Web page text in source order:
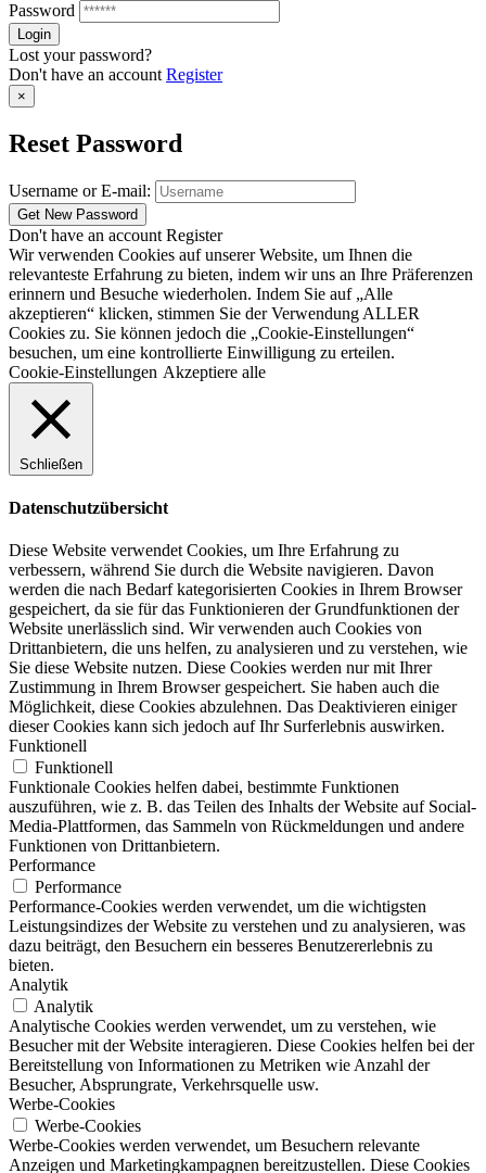
Password
Lost your password?
Don't have an account Register
×
Reset Password
Username or E-mail:
Don't have an account Register
Wir verwenden Cookies auf unserer Website, um Ihnen die
relevanteste Erfahrung zu bieten, indem wir uns an Ihre Präferenzen
erinnern und Besuche wiederholen. Indem Sie auf „Alle
akzeptieren“ klicken, stimmen Sie der Verwendung ALLER
Cookies zu. Sie können jedoch die „Cookie-Einstellungen“
besuchen, um eine kontrollierte Einwilligung zu erteilen.
Cookie-Einstellungen Akzeptiere alle
Schließen
Datenschutzübersicht
Diese Website verwendet Cookies, um Ihre Erfahrung zu
verbessern, während Sie durch die Website navigieren. Davon
werden die nach Bedarf kategorisierten Cookies in Ihrem Browser
gespeichert, da sie für das Funktionieren der Grundfunktionen der
Website unerlässlich sind. Wir verwenden auch Cookies von
Drittanbietern, die uns helfen, zu analysieren und zu verstehen, wie
Sie diese Website nutzen. Diese Cookies werden nur mit Ihrer
Zustimmung in Ihrem Browser gespeichert. Sie haben auch die
Möglichkeit, diese Cookies abzulehnen. Das Deaktivieren einiger
dieser Cookies kann sich jedoch auf Ihr Surferlebnis auswirken.
Funktionell
Funktionell
Funktionale Cookies helfen dabei, bestimmte Funktionen
auszuführen, wie z. B. das Teilen des Inhalts der Website auf Social-
Media-Plattformen, das Sammeln von Rückmeldungen und andere
Funktionen von Drittanbietern.
Performance
Performance
Performance-Cookies werden verwendet, um die wichtigsten
Leistungsindizes der Website zu verstehen und zu analysieren, was
dazu beiträgt, den Besuchern ein besseres Benutzererlebnis zu
bieten.
Analytik
Analytik
Analytische Cookies werden verwendet, um zu verstehen, wie
Besucher mit der Website interagieren. Diese Cookies helfen bei der
Bereitstellung von Informationen zu Metriken wie Anzahl der
Besucher, Absprungrate, Verkehrsquelle usw.
Werbe-Cookies
Werbe-Cookies
Werbe-Cookies werden verwendet, um Besuchern relevante
Anzeigen und Marketingkampagnen bereitzustellen. Diese Cookies